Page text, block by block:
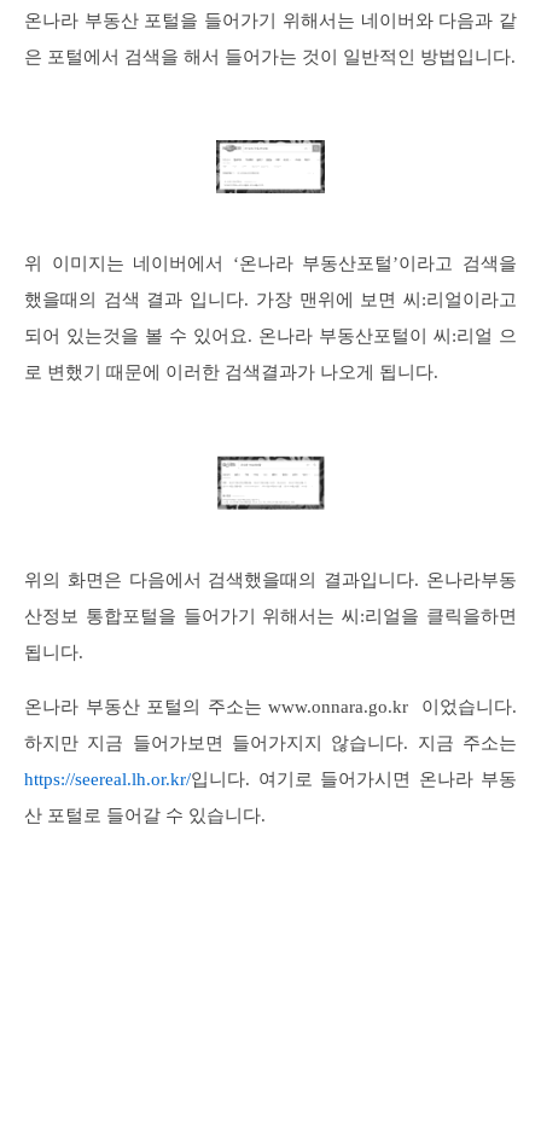
온나라 부동산 포털을 들어가기 위해서는 네이버와 다음과 같
은 포털에서 검색을 해서 들어가는 것이 일반적인 방법입니다.
위 이미지는 네이버에서 ‘온나라 부동산포털’이라고 검색을
했을때의 검색 결과 입니다. 가장 맨위에 보면 씨:리얼이라고
되어 있는것을 볼 수 있어요. 온나라 부동산포털이 씨:리얼 으
로 변했기 때문에 이러한 검색결과가 나오게 됩니다.
위의 화면은 다음에서 검색했을때의 결과입니다. 온나라부동
산정보 통합포털을 들어가기 위해서는 씨:리얼을 클릭을하면
됩니다.
온나라 부동산 포털의 주소는 www.onnara.go.kr 이었습니다.
하지만 지금 들어가보면 들어가지지 않습니다. 지금 주소는
https://seereal.lh.or.kr/입니다. 여기로 들어가시면 온나라 부동
산 포털로 들어갈 수 있습니다.